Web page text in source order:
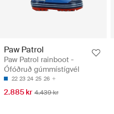
Paw Patrol
Paw Patrol rainboot -
Ófóðruð gúmmístígvél
22 23 24 25 26
2.885 kr 4.439 kr